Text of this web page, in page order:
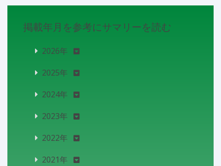
掲載年月を参考にサマリーを読む
2026年
2025年
2024年
2023年
2022年
2021年